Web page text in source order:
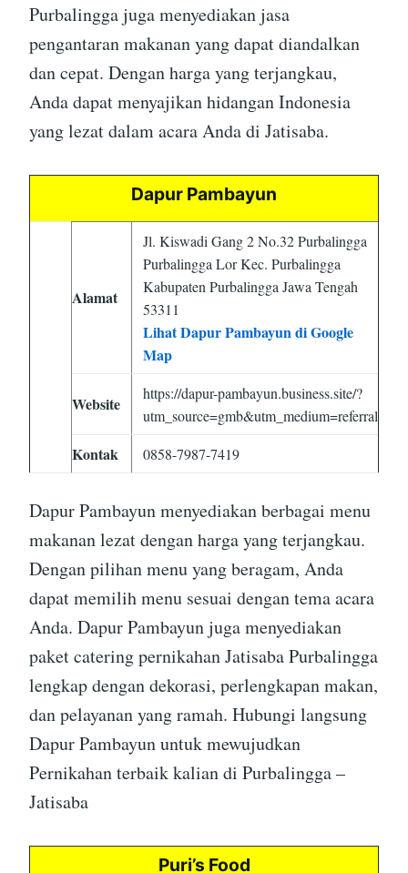
Purbalingga juga menyediakan jasa
pengantaran makanan yang dapat diandalkan
dan cepat. Dengan harga yang terjangkau,
Anda dapat menyajikan hidangan Indonesia
yang lezat dalam acara Anda di Jatisaba.
Dapur Pambayun
Alamat
Jl. Kiswadi Gang 2 No.32 Purbalingga
Purbalingga Lor Kec. Purbalingga
Kabupaten Purbalingga Jawa Tengah
53311
Lihat Dapur Pambayun di Google
Map
Website
https://dapur-pambayun.business.site/?
utm_source=gmb&utm_medium=referral
Kontak 0858-7987-7419
Dapur Pambayun menyediakan berbagai menu
makanan lezat dengan harga yang terjangkau.
Dengan pilihan menu yang beragam, Anda
dapat memilih menu sesuai dengan tema acara
Anda. Dapur Pambayun juga menyediakan
paket catering pernikahan Jatisaba Purbalingga
lengkap dengan dekorasi, perlengkapan makan,
dan pelayanan yang ramah. Hubungi langsung
Dapur Pambayun untuk mewujudkan
Pernikahan terbaik kalian di Purbalingga –
Jatisaba
Puri’s Food